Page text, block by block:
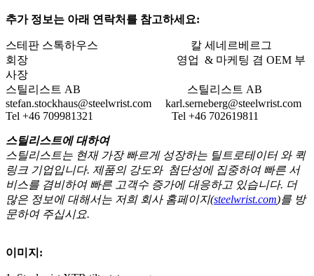
추가 정보는 아래 연락처를 참고하세요:
스테판 스톡하우스 칼 세네르베르그
회장 영업 & 마케팅 겸 OEM 부
사장
스틸리스트 AB 스틸리스트 AB
stefan.stockhaus@steelwrist.com
karl.serneberg@steelwrist.com
Tel +46 709981321 Tel +46 702619811
스틸리스트에 대하여
스틸리스트는 현재 가장 빠르게 성장하는 틸트로테이터 와 퀵
링크 기업입니다. 제품의 강도와 첨단성에 집중하여 빠른 서
비스를 겸비하여 빠른 고객수 증가에 대응하고 있습니다. 더
많은 정보에 대해서는 저희 회사 홈페이지(steelwrist.com)를 방
문하여 주십시요.
이미지: